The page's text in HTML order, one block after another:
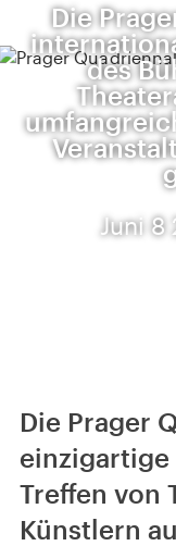
Die
des
Juni 8
Die Prager
Treffen von
Künstlern